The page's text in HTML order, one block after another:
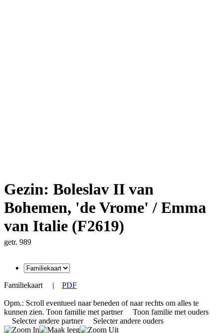
Gezin: Boleslav II van
Bohemen, 'de Vrome' / Emma
van Italie (F2619)
getr. 989
Familiekaart | PDF
Opm.: Scroll eventueel naar beneden of naar rechts om alles te
kunnen zien. Toon familie met partner
Toon familie met ouders
Selecter andere partner
Selecter andere ouders